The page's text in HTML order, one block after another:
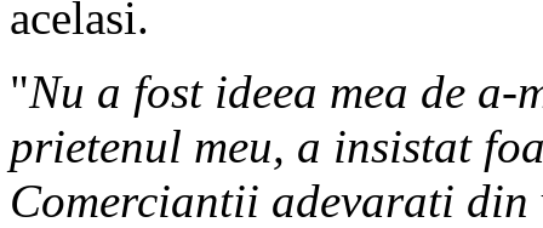
acelasi.
"Nu a fost ideea mea de
prietenul meu, a insistat
Comerciantii adevarati din